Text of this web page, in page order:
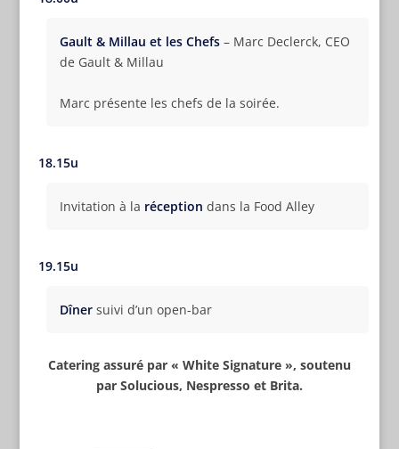
Gault & Millau et les Chefs– Marc Declerck, CEO
de Gault & Millau
Marc présente les chefs de la soirée.
18.15u
Invitation à la réception dans la Food Alley
19.15u
Dînersuivi d’un open-bar
Catering assuré par « White Signature », soutenu
par Solucious, Nespresso et Brita.